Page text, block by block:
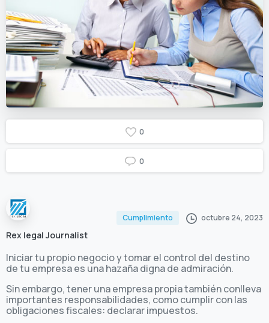
0
0
Rex legal Journalist
Cumplimiento octubre 24, 2023
Iniciar tu propio negocio y tomar el control del destino
de tu empresa es una hazaña digna de admiración.
Sin embargo, tener una empresa propia también conlleva
importantes responsabilidades, como cumplir con las
obligaciones fiscales: declarar impuestos.